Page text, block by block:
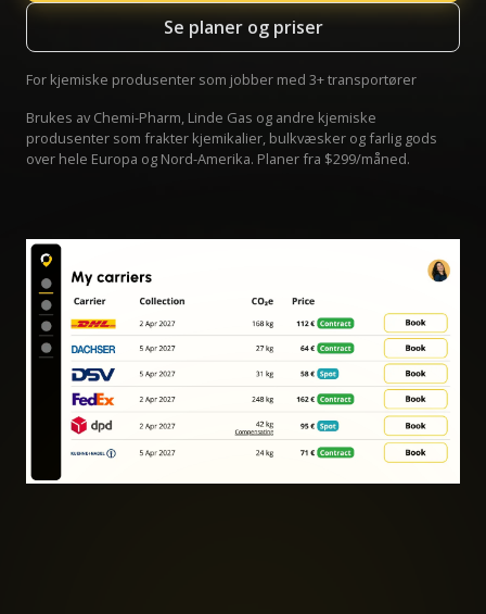
Se planer og priser
For kjemiske produsenter som jobber med 3+ transportører
Brukes av Chemi-Pharm, Linde Gas og andre kjemiske
produsenter som frakter kjemikalier, bulkvæsker og farlig gods
over hele Europa og Nord-Amerika. Planer fra $299/måned.